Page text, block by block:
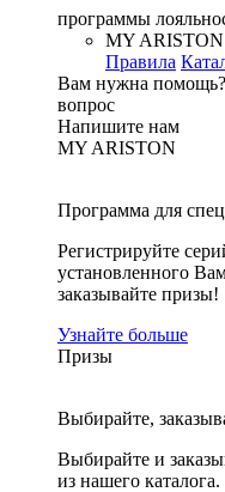
программы
MY ARISTON
Правила
Вам нужна помощь?
вопрос
Напишите нам
MY ARISTON
Программа для
Регистрируйте
установленного
заказывайте призы!
Узнайте больше
Призы
Выбирайте,
Выбирайте и
из нашего